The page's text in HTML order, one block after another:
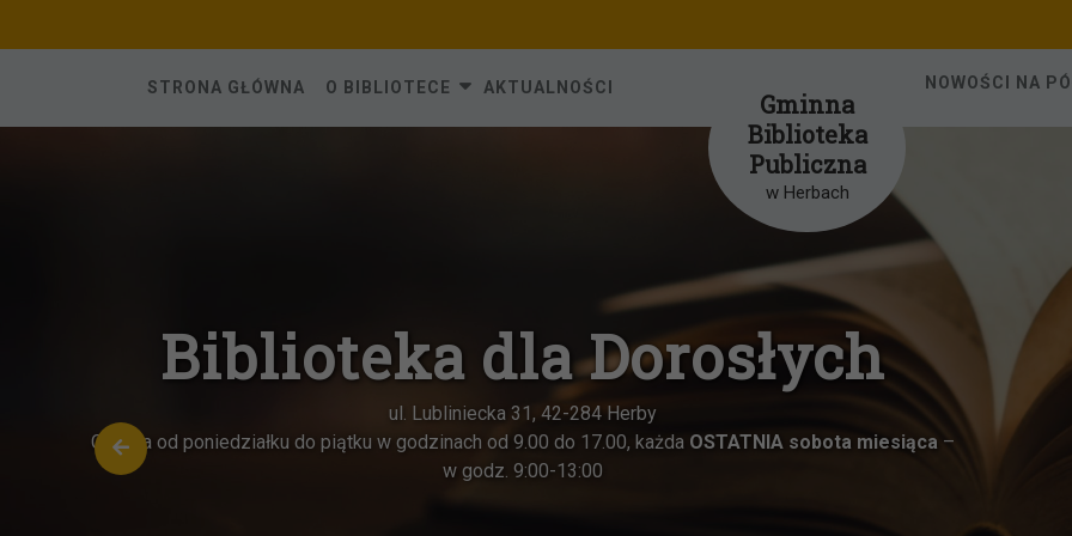
STRONA GŁÓWNA O BIBLIOTECE AKTUALNOŚCI
Gminna
Biblioteka
Publiczna
w Herbach
NOWOŚCI NA
dla Dorosłych
ul. Lubliniecka 31, 42-284 Herby
poniedziałku do piątku w godzinach od 9.00 do 17.00, każda OSTATNIA sobota miesiąca–